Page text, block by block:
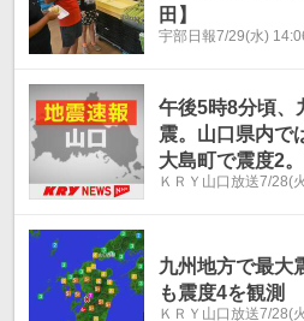
田】
宇部日報7/29(水)
午後5時8分頃、
震。山口県内で
大島町で震度2
市・山陽小野田
ＫＲＹ山口放送7/28(
九州地方で最大
も震度4を観測
ＫＲＹ山口放送7/28(